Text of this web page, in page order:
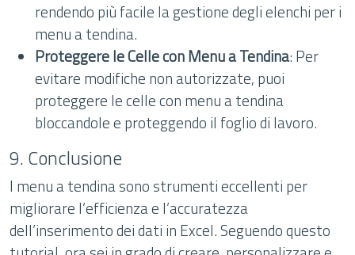
rendendo più facile la gestione degli elenchi per i
menu a tendina.
Proteggere le Celle con Menu a Tendina: Per
evitare modifiche non autorizzate, puoi
proteggere le celle con menu a tendina
bloccandole e proteggendo il foglio di lavoro.
9. Conclusione
I menu a tendina sono strumenti eccellenti per
migliorare l’efficienza e l’accuratezza
dell’inserimento dei dati in Excel. Seguendo questo